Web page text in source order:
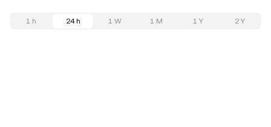
1 h 24 h 1 W 1 M 1 Y 2 Y